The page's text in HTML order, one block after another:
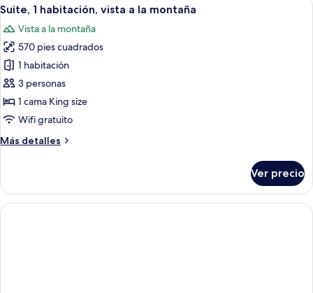
camas
vista
a
la
montaña
todas
las
fotos
de
Suite,
1
habitación,
a
5
Suite, 1 habitación, vista a la montaña
Vista a la montaña
570 pies cuadrados
1 habitación
3 personas
1 cama King size
Wifi gratuito
Más detalles
Más
1
habitación,
vista
Ver precio